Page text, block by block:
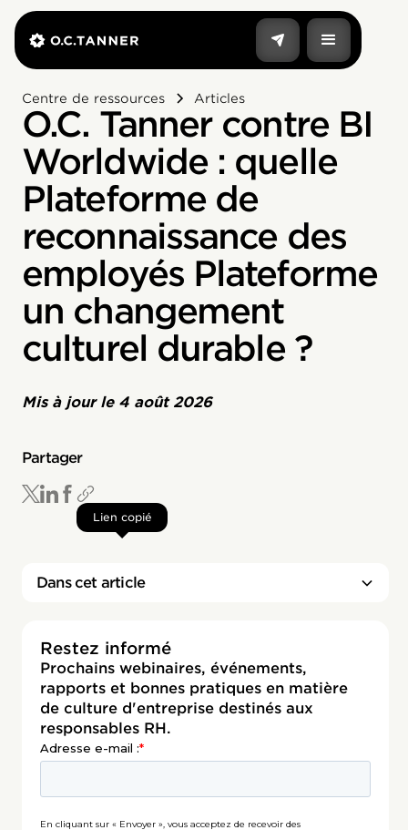
Centre de ressources Articles
O.C. Tanner contre BI
Worldwide : quelle
Plateforme de
reconnaissance des
employés Plateforme
un changement
culturel durable ?
Mis à jour le 4 août 2026
Partager
Lien copié
Dans cet article
Restez informé
Prochains webinaires, événements,
rapports et bonnes pratiques en matière
de culture d'entreprise destinés aux
responsables RH.